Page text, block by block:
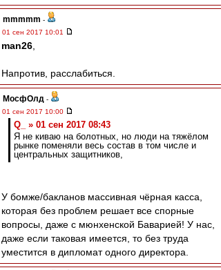
mmmmm -
01 сен 2017 10:01
man26
Напротив, расслабиться.
МосфОлд -
01 сен 2017 10:00
Q_ » 01 сен 2017 08:43
Я не киваю на болотных, но люди на тяжёлом
рынке поменяли весь состав в том числе и
центральных защитников,
У бомже/бакланов массивная чёрная касса,
которая без проблем решает все спорные
вопросы, даже с мюнхенской Баварией! У нас,
даже если таковая имеется, то без труда
уместится в дипломат одного директора.